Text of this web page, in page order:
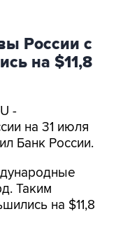
России с
на $11,8
-
на 31 июля
Банк России.
Таким
на $11,8